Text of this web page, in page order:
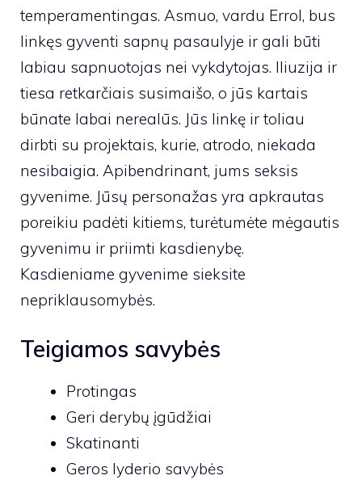
temperamentingas. Asmuo, vardu Errol, bus
linkęs gyventi sapnų pasaulyje ir gali būti
labiau sapnuotojas nei vykdytojas. Iliuzija ir
tiesa retkarčiais susimaišo, o jūs kartais
būnate labai nerealūs. Jūs linkę ir toliau
dirbti su projektais, kurie, atrodo, niekada
nesibaigia. Apibendrinant, jums seksis
gyvenime. Jūsų personažas yra apkrautas
poreikiu padėti kitiems, turėtumėte mėgautis
gyvenimu ir priimti kasdienybę.
Kasdieniame gyvenime sieksite
nepriklausomybės.
Teigiamos savybės
Protingas
Geri derybų įgūdžiai
Skatinanti
Geros lyderio savybės